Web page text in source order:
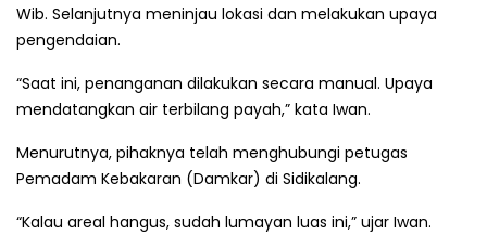
Wib. Selanjutnya meninjau lokasi dan melakukan upaya
pengendaian.
“Saat ini, penanganan dilakukan secara manual. Upaya
mendatangkan air terbilang payah,” kata Iwan.
Menurutnya, pihaknya telah menghubungi petugas
Pemadam Kebakaran (Damkar) di Sidikalang.
“Kalau areal hangus, sudah lumayan luas ini,” ujar Iwan.